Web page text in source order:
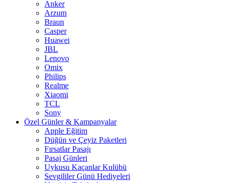
Anker
Arzum
Braun
Casper
Huawei
JBL
Lenovo
Omix
Philips
Realme
Xiaomi
TCL
Sony
Özel Günler & Kampanyalar
Apple Eğitim
Düğün ve Çeyiz Paketleri
Fırsatlar Pasajı
Pasaj Günleri
Uykusu Kaçanlar Kulübü
Sevgililer Günü Hediyeleri